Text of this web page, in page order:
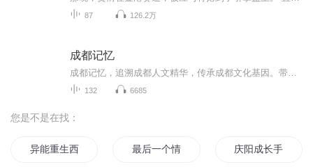
87 126.2万
成都记忆
132 6685
您是不是在找：
异能重生西门庆 最后一个情人节 庆阳成长手札